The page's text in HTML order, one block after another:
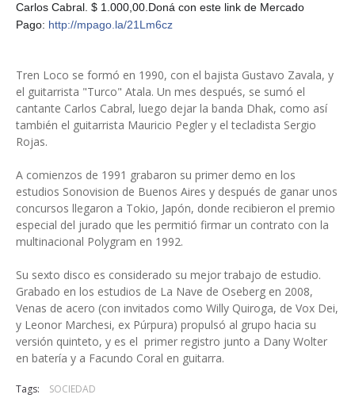
Carlos Cabral. $ 1.000,00.Doná con este link de Mercado
Pago: http://mpago.la/21Lm6cz
Tren Loco se formó en 1990, con el bajista Gustavo Zavala, y
el guitarrista "Turco" Atala. Un mes después, se sumó el
cantante Carlos Cabral, luego dejar la banda Dhak, como así
también el guitarrista Mauricio Pegler y el tecladista Sergio
Rojas.
A comienzos de 1991 grabaron su primer demo en los
estudios Sonovision de Buenos Aires y después de ganar unos
concursos llegaron a Tokio, Japón, donde recibieron el premio
especial del jurado que les permitió firmar un contrato con la
multinacional Polygram en 1992.
Su sexto disco es considerado su mejor trabajo de estudio.
Grabado en los estudios de La Nave de Oseberg en 2008,
Venas de acero (con invitados como Willy Quiroga, de Vox Dei,
y Leonor Marchesi, ex Púrpura) propulsó al grupo hacia su
versión quinteto, y es el primer registro junto a Dany Wolter
en batería y a Facundo Coral en guitarra.
Tags: SOCIEDAD